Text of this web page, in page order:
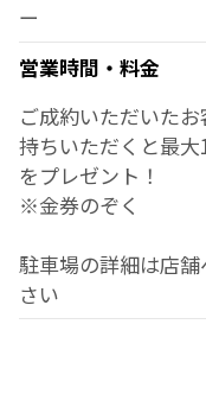
ー
営業時間・料金
ご成約いただいた
持ちいただくと最
をプレゼント！
※金券のぞく
駐車場の詳細は店
さい